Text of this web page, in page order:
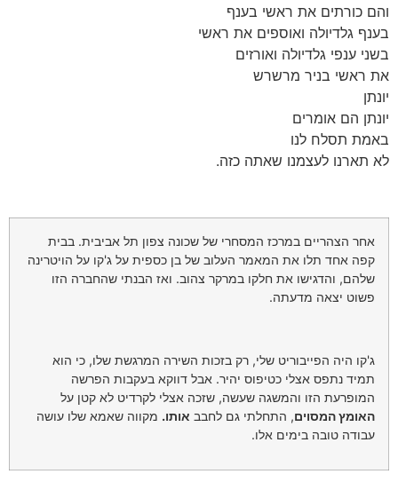
והם כורתים את ראשי בענף
בענף גלדיולה ואוספים את ראשי
בשני ענפי גלדיולה ואורזים
את ראשי בניר מרשרש
יונתן
יונתן הם אומרים
באמת תסלח לנו
לא תארנו לעצמנו שאתה כזה.
אחר הצהריים במרכז המסחרי של שכונה צפון תל אביבית. בבית
קפה אחד תלו את המאמר העלוב של בן כספית על ג'קו על הויטרינה
שלהם, והדגישו את חלקו במרקר צהוב. ואז הבנתי שהחברה הזו
פשוט יצאה מדעתה.
ג'קו היה הפייבוריט שלי, רק בזכות השירה המרגשת שלו, כי הוא
תמיד נתפס אצלי כטיפוס יהיר. אבל דווקא בעקבות הפרשה
המופרעת הזו והמשגה שעשה, שזכה אצלי לקרדיט לא קטן על
האומץ המסוים, התחלתי גם לחבב אותו. מקווה שאמא שלו עושה
עבודה טובה בימים אלו.